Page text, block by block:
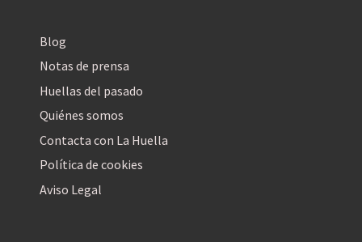
Blog
Notas de prensa
Huellas del pasado
Quiénes somos
Contacta con La Huella
Política de cookies
Aviso Legal